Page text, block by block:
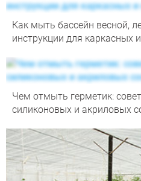
Как мыть бассейн весной,
инструкции для каркасных
Чем отмыть герметик:
силиконовых и акриловых